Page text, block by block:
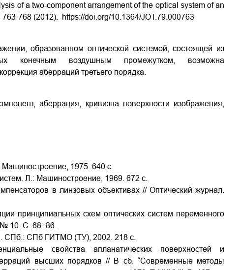
of a two-component arrangement of the optical system of an
768 (2012). https://doi.org/10.1364/JOT.79.000763
образованном оптической системой, состоящей из
конечным воздушным промежутком, возможна
аберраций третьего порядка.
аберрация, кривизна поверхности изображения,
Машиностроение, 1975. 640 с.
Л.: Машиностроение, 1969. 672 с.
в линзовых объективах // Оптический журнал.
принципиальных схем оптических систем переменного
10. С. 68–86.
СПб.: СПб ГИТМО (ТУ), 2002. 218 с.
свойства апланатических поверхностей и
высших порядков // В сб. “Современные методы